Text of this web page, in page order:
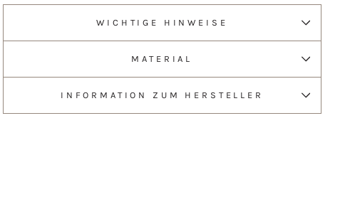
WICHTIGE HINWEISE
MATERIAL
INFORMATION ZUM HERSTELLER